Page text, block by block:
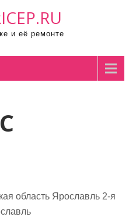
и её ремонте
область Ярославль 2-я